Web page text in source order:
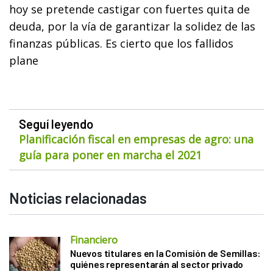
hoy se pretende castigar con fuertes quita de
deuda, por la vía de garantizar la solidez de las
finanzas públicas. Es cierto que los fallidos
plane
Seguí leyendo
Planificación fiscal en empresas de agro: una
guía para poner en marcha el 2021
Noticias relacionadas
Financiero
Nuevos titulares en la Comisión de Semillas:
quiénes representarán al sector privado